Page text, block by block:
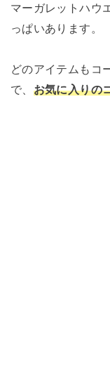
マーガレットハウ
っぱいあります。
どのアイテムもコ
で、 お気に入りの